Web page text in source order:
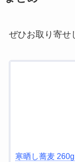
ぜひお取り寄せ
寒晒し蕎麦